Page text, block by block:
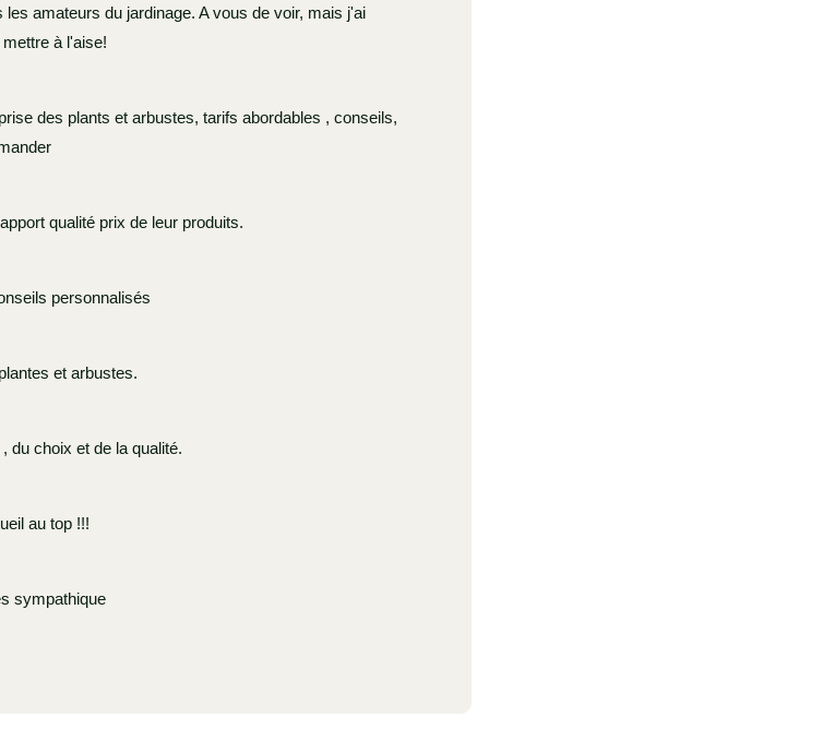
amateurs du jardinage. A vous de voir, mais j'ai
à l'aise!
des plants et arbustes, tarifs abordables , conseils,
qualité prix de leur produits.
personnalisés
et arbustes.
du choix et de la qualité.
au top !!!
sympathique